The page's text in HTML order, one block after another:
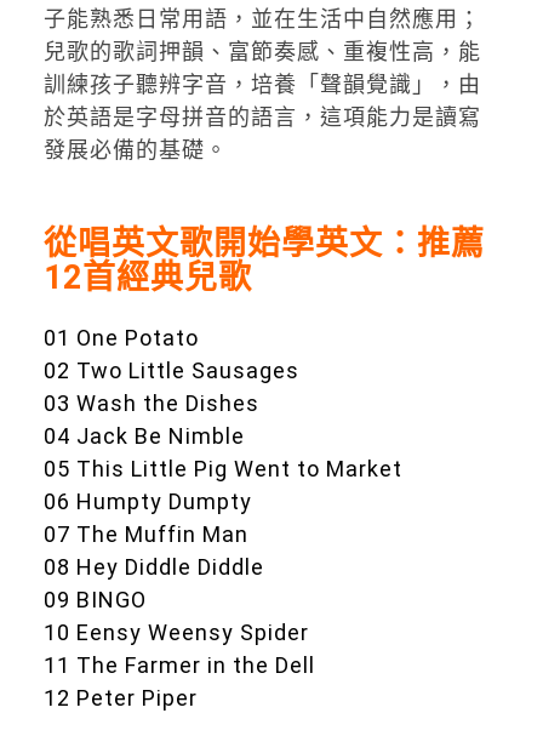
子能熟悉日常用語，並在生活中自然應用；
兒歌的歌詞押韻、富節奏感、重複性高，能
訓練孩子聽辨字音，培養「聲韻覺識」，由
於英語是字母拼音的語言，這項能力是讀寫
發展必備的基礎。
從唱英文歌開始學英文：推薦
12首經典兒歌
01 One Potato
02 Two Little Sausages
03 Wash the Dishes
04 Jack Be Nimble
05 This Little Pig Went to Market
06 Humpty Dumpty
07 The Muffin Man
08 Hey Diddle Diddle
09 BINGO
10 Eensy Weensy Spider
11 The Farmer in the Dell
12 Peter Piper